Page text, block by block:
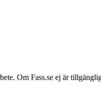
Om Fass.se ej är